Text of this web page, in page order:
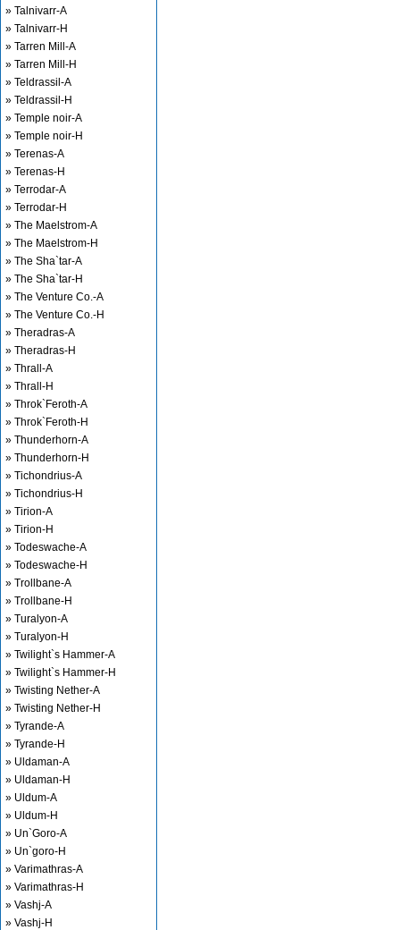
» Talnivarr-A
» Talnivarr-H
» Tarren Mill-A
» Tarren Mill-H
» Teldrassil-A
» Teldrassil-H
» Temple noir-A
» Temple noir-H
» Terenas-A
» Terenas-H
» Terrodar-A
» Terrodar-H
» The Maelstrom-A
» The Maelstrom-H
» The Sha`tar-A
» The Sha`tar-H
» The Venture Co.-A
» The Venture Co.-H
» Theradras-A
» Theradras-H
» Thrall-A
» Thrall-H
» Throk`Feroth-A
» Throk`Feroth-H
» Thunderhorn-A
» Thunderhorn-H
» Tichondrius-A
» Tichondrius-H
» Tirion-A
» Tirion-H
» Todeswache-A
» Todeswache-H
» Trollbane-A
» Trollbane-H
» Turalyon-A
» Turalyon-H
» Twilight`s Hammer-A
» Twilight`s Hammer-H
» Twisting Nether-A
» Twisting Nether-H
» Tyrande-A
» Tyrande-H
» Uldaman-A
» Uldaman-H
» Uldum-A
» Uldum-H
» Un`Goro-A
» Un`goro-H
» Varimathras-A
» Varimathras-H
» Vashj-A
» Vashj-H